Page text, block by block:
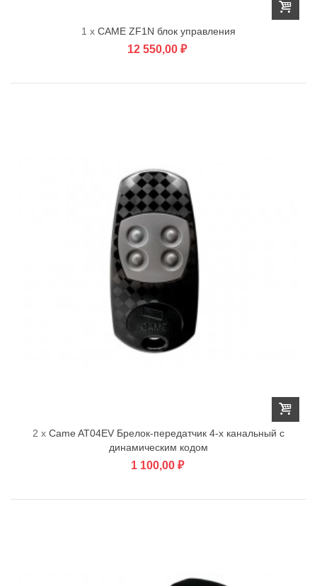
1 x CAME ZF1N блок управления
12 550,00 ₽
2 x Came AT04EV Брелок-передатчик 4-х канальный с
динамическим кодом
1 100,00 ₽